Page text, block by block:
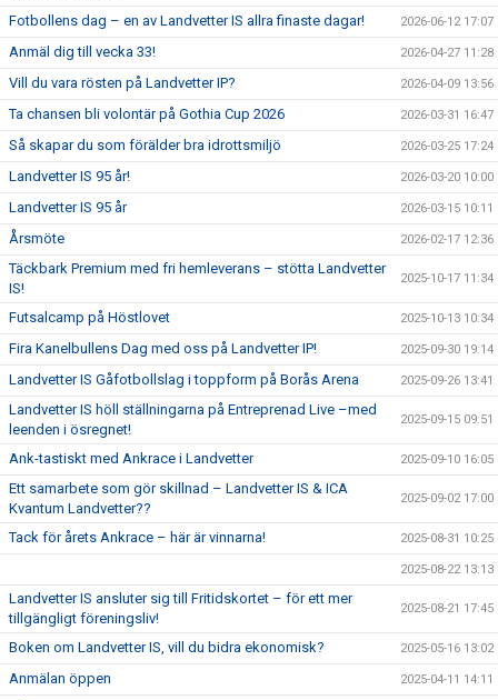
Fotbollens dag – en av Landvetter IS allra finaste dagar! 2026-06-12 17:07
Anmäl dig till vecka 33! 2026-04-27 11:28
Vill du vara rösten på Landvetter IP? 2026-04-09 13:56
Ta chansen bli volontär på Gothia Cup 2026 2026-03-31 16:47
Så skapar du som förälder bra idrottsmiljö 2026-03-25 17:24
Landvetter IS 95 år! 2026-03-20 10:00
Landvetter IS 95 år 2026-03-15 10:11
Årsmöte 2026-02-17 12:36
Täckbark Premium med fri hemleverans – stötta Landvetter
IS!
2025-10-17 11:34
Futsalcamp på Höstlovet 2025-10-13 10:34
Fira Kanelbullens Dag med oss på Landvetter IP! 2025-09-30 19:14
Landvetter IS Gåfotbollslag i toppform på Borås Arena 2025-09-26 13:41
Landvetter IS höll ställningarna på Entreprenad Live –med
leenden i ösregnet!
2025-09-15 09:51
Ank-tastiskt med Ankrace i Landvetter 2025-09-10 16:05
Ett samarbete som gör skillnad – Landvetter IS & ICA
Kvantum Landvetter??
2025-09-02 17:00
Tack för årets Ankrace – här är vinnarna! 2025-08-31 10:25
2025-08-22 13:13
Landvetter IS ansluter sig till Fritidskortet – för ett mer
tillgängligt föreningsliv!
2025-08-21 17:45
Boken om Landvetter IS, vill du bidra ekonomisk? 2025-05-16 13:02
Anmälan öppen 2025-04-11 14:11